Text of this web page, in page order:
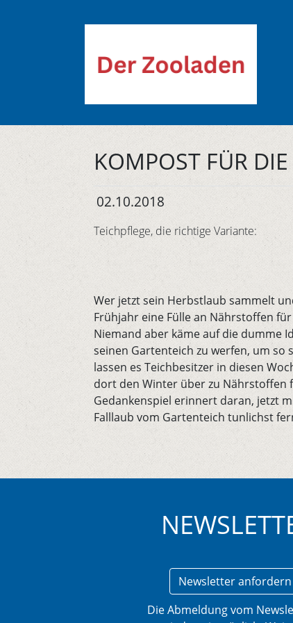
KOMPOST FÜR
02.10.2018
Teichpflege, die richtige Variante:
Wer jetzt sein Herbstlaub sammelt
Frühjahr eine Fülle an Nährstoffen
Niemand aber käme auf die dumme
seinen Gartenteich zu werfen, um so
lassen es Teichbesitzer in diesen
dort den Winter über zu Nährstoffen
Gedankenspiel erinnert daran, jetzt
Falllaub vom Gartenteich tunlichst
Newsletter anfordern
Die Abmeldung vom